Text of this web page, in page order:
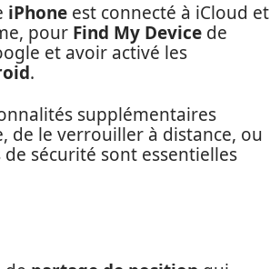
iPhone est connecté à iCloud et
pour Find My Device de
et avoir activé les
.
supplémentaires
de le verrouiller à distance, ou
de sécurité sont essentielles